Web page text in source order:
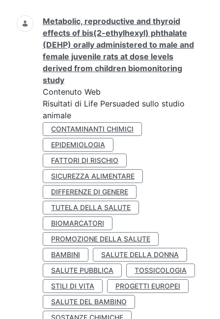
Ricerca
Metabolic, reproductive and thyroid
effects of bis(2-ethylhexyl) phthalate
(DEHP) orally administered to male and
female juvenile rats at dose levels
derived from children biomonitoring
study
Contenuto Web
Risultati di Life Persuaded sullo studio
animale
CONTAMINANTI CHIMICI
EPIDEMIOLOGIA
FATTORI DI RISCHIO
SICUREZZA ALIMENTARE
DIFFERENZE DI GENERE
TUTELA DELLA SALUTE
BIOMARCATORI
PROMOZIONE DELLA SALUTE
BAMBINI
SALUTE DELLA DONNA
SALUTE PUBBLICA
TOSSICOLOGIA
STILI DI VITA
PROGETTI EUROPEI
SALUTE DEL BAMBINO
SOSTANZE CHIMICHE